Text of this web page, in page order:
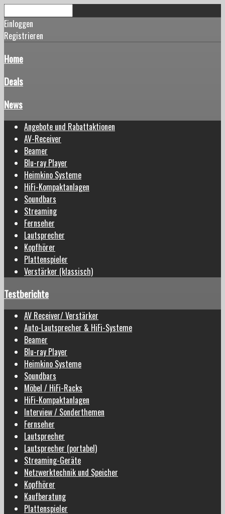
Einloggen
Registrieren
Home
Deals
News
Angebote und Rabattaktionen
AV-Receiver
Beamer
Blu-ray Player
Heimkino Systeme
HiFi-Kompaktanlagen
Soundbars
Streaming
Fernseher
Lautsprecher
Kopfhörer
Plattenspieler
Verstärker (klassisch)
Testberichte
AV Receiver/ Verstärker
Auto-Lautsprecher & HiFi-Systeme
Beamer
Blu-ray Player
Heimkino Systeme
Soundbars
Möbel / HiFi-Racks
HiFi-Kompaktanlagen
Interview / Sonderthemen
Fernseher
Lautsprecher
Lautsprecher (portabel)
Streaming-Geräte
Netzwerktechnik und Speicher
Kopfhörer
Kaufberatung
Plattenspieler